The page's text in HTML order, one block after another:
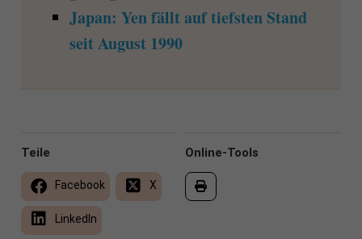
Japan: Yen fällt auf tiefsten Stand
seit August 1990
Online-Tools
Teile
Facebook X
LinkedIn